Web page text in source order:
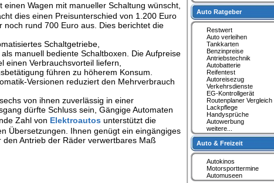
Wagen mit manueller Schaltung wünscht,
dies einen Preisunterschied von 1.200 Euro
rund 700 Euro aus. Dies berichtet die
Schaltgetriebe,
manuell bediente Schaltboxen. Die Aufpreise
einen Verbrauchsvorteil liefern,
führen zu höherem Konsum.
Versionen reduziert den Mehrverbrauch
von ihnen zuverlässig in einer
dürfte Schluss sein, Gängige Automaten
Zahl von Elektroautos unterstützt die
Übersetzungen. Ihnen genügt ein eingängiges
Antrieb der Räder verwertbares Maß
Auto Ratgeber
Restwert
Auto verleihen
Tankkarten
Benzinpreise
Antriebstechnik
Autobatterie
Reifentest
Autoreisezug
Verkehrsdienste
EG-Kontrollgerät
Routenplaner Vergleich
Lackpflege
Handysprüche
Autowerbung
weitere...
Auto & Freizeit
Autokinos
Motorsporttermine
Automuseen